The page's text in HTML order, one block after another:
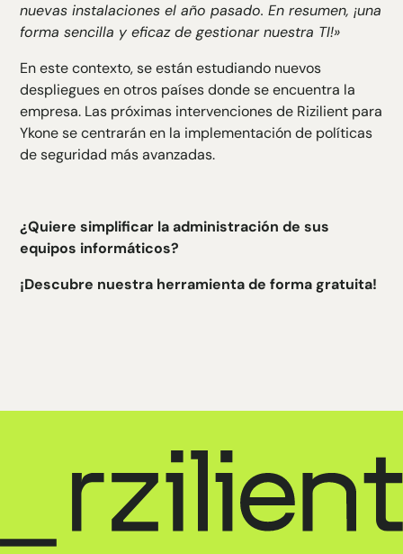
nuevas instalaciones el año pasado. En resumen, ¡una
forma sencilla y eficaz de gestionar nuestra TI!»
En este contexto, se están estudiando nuevos
despliegues en otros países donde se encuentra la
empresa. Las próximas intervenciones de Rizilient para
Ykone se centrarán en la implementación de políticas
de seguridad más avanzadas.
¿Quiere simplificar la administración de sus
equipos informáticos?
¡Descubre nuestra herramienta de forma gratuita!